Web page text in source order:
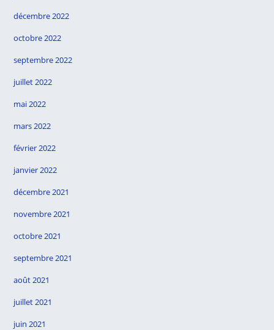
décembre 2022
octobre 2022
septembre 2022
juillet 2022
mai 2022
mars 2022
février 2022
janvier 2022
décembre 2021
novembre 2021
octobre 2021
septembre 2021
août 2021
juillet 2021
juin 2021